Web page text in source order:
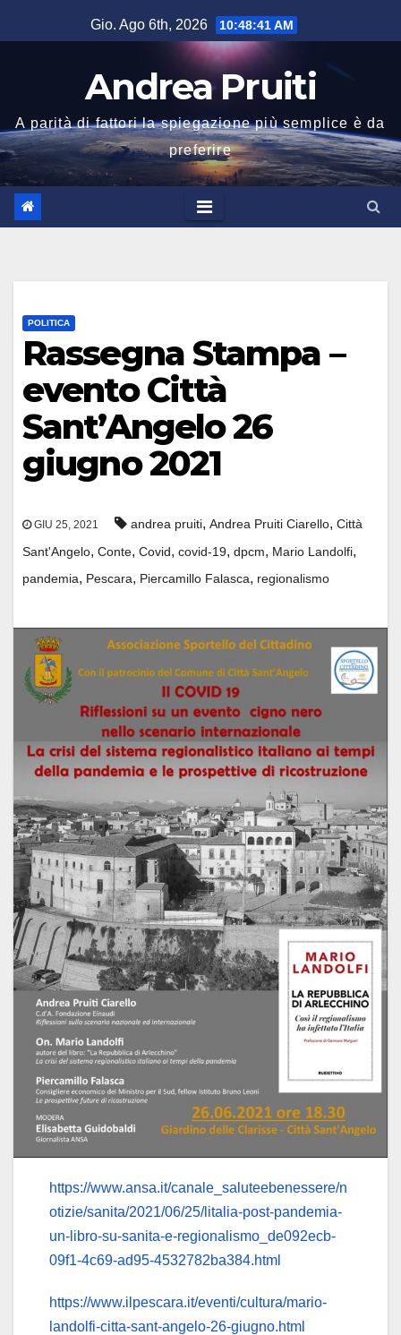
al
Gio. Ago 6th, 2026 10:48:42 AM
Andrea Pruiti
A parità di fattori la spiegazione più semplice è da
preferire
POLITICA
Rassegna Stampa –
evento Città
Sant’Angelo 26
giugno 2021
GIU 25, 2021 andrea pruiti, Andrea Pruiti Ciarello, Città
Sant'Angelo, Conte, Covid, covid-19, dpcm, Mario Landolfi,
pandemia, Pescara, Piercamillo Falasca, regionalismo
https://www.ansa.it/canale_saluteebenessere/n
otizie/sanita/2021/06/25/litalia-post-pandemia-
un-libro-su-sanita-e-regionalismo_de092ecb-
09f1-4c69-ad95-4532782ba384.html
https://www.ilpescara.it/eventi/cultura/mario-
landolfi-citta-sant-angelo-26-giugno.html